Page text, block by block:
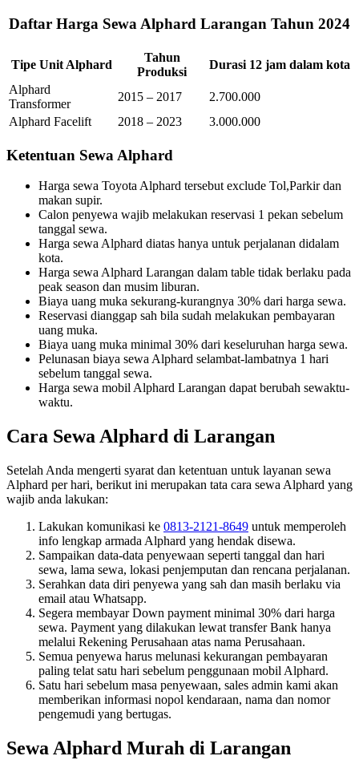
Daftar Harga Sewa Alphard Larangan Tahun 2024
Tipe Unit Alphard
Tahun
Produksi
Durasi 12 jam dalam kota
Alphard
Transformer
2015 – 2017
2.700.000
Alphard Facelift
2018 – 2023 3.000.000
Ketentuan Sewa Alphard
Harga sewa Toyota Alphard tersebut exclude Tol,Parkir dan
makan supir.
Calon penyewa wajib melakukan reservasi 1 pekan sebelum
tanggal sewa.
Harga sewa Alphard diatas hanya untuk perjalanan didalam
kota.
Harga sewa Alphard Larangan dalam table tidak berlaku pada
peak season dan musim liburan.
Biaya uang muka sekurang-kurangnya 30% dari harga sewa.
Reservasi dianggap sah bila sudah melakukan pembayaran
uang muka.
Biaya uang muka minimal 30% dari keseluruhan harga sewa.
Pelunasan biaya sewa Alphard selambat-lambatnya 1 hari
sebelum tanggal sewa.
Harga sewa mobil Alphard Larangan dapat berubah sewaktu-
waktu.
Cara Sewa Alphard di Larangan
Setelah Anda mengerti syarat dan ketentuan untuk layanan sewa
Alphard per hari, berikut ini merupakan tata cara sewa Alphard yang
wajib anda lakukan:
Lakukan komunikasi ke 0813-2121-8649 untuk memperoleh
info lengkap armada Alphard yang hendak disewa.
Sampaikan data-data penyewaan seperti tanggal dan hari
sewa, lama sewa, lokasi penjemputan dan rencana perjalanan.
Serahkan data diri penyewa yang sah dan masih berlaku via
email atau Whatsapp.
Segera membayar Down payment minimal 30% dari harga
sewa. Payment yang dilakukan lewat transfer Bank hanya
melalui Rekening Perusahaan atas nama Perusahaan.
Semua penyewa harus melunasi kekurangan pembayaran
paling telat satu hari sebelum penggunaan mobil Alphard.
Satu hari sebelum masa penyewaan, sales admin kami akan
memberikan informasi nopol kendaraan, nama dan nomor
pengemudi yang bertugas.
Sewa Alphard Murah di Larangan